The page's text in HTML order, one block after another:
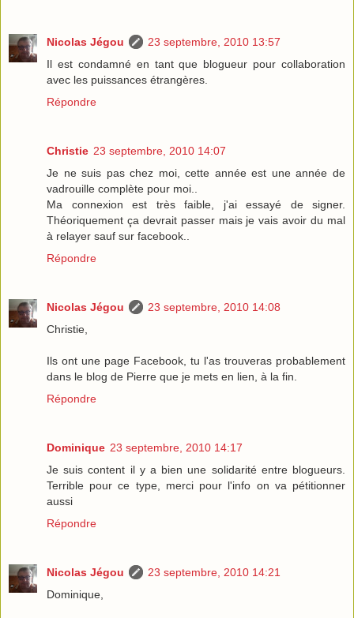
Nicolas Jégou
23 septembre, 2010 13:57
Il est condamné en tant que blogueur pour collaboration
avec les puissances étrangères.
Répondre
Christie 23 septembre, 2010 14:07
Je ne suis pas chez moi, cette année est une année de
vadrouille complète pour moi..
Ma connexion est très faible, j'ai essayé de signer.
Théoriquement ça devrait passer mais je vais avoir du mal
à relayer sauf sur facebook..
Répondre
Nicolas Jégou
23 septembre, 2010 14:08
Christie,
Ils ont une page Facebook, tu l'as trouveras probablement
dans le blog de Pierre que je mets en lien, à la fin.
Répondre
Dominique 23 septembre, 2010 14:17
Je suis content il y a bien une solidarité entre blogueurs.
Terrible pour ce type, merci pour l'info on va pétitionner
aussi
Répondre
Nicolas Jégou
23 septembre, 2010 14:21
Dominique,